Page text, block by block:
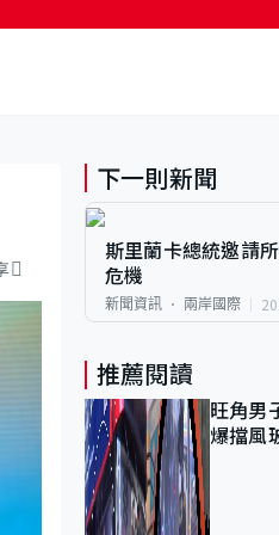
下一則新聞
斯里蘭卡總統邀請
危機
新聞資訊 兩岸國際
推薦閱讀
旺角男
爆擋風